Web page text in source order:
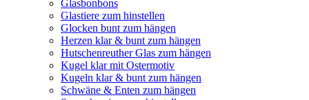
Glasbonbons
Glastiere zum hinstellen
Glocken bunt zum hängen
Herzen klar & bunt zum hängen
Hutschenreuther Glas zum hängen
Kugel klar mit Ostermotiv
Kugeln klar & bunt zum hängen
Schwäne & Enten zum hängen